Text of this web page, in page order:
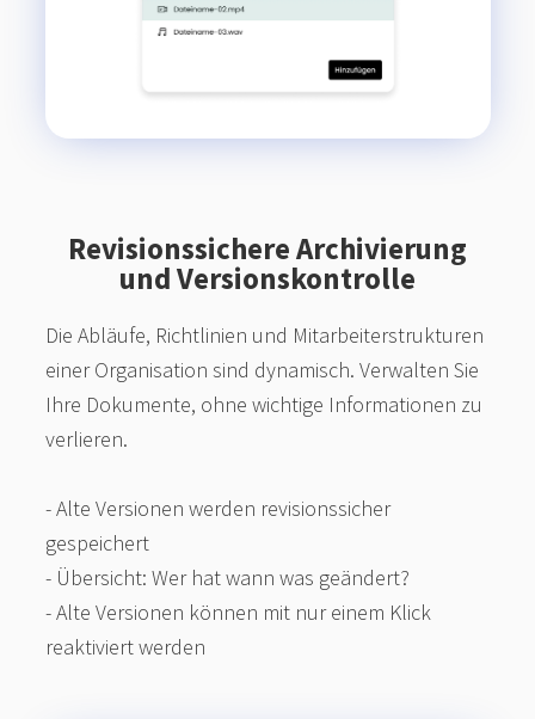
Revisionssichere Archivierung
und Versionskontrolle
Die Abläufe, Richtlinien und Mitarbeiterstrukturen
einer Organisation sind dynamisch. Verwalten Sie
Ihre Dokumente, ohne wichtige Informationen zu
verlieren.
- Alte Versionen werden revisionssicher
gespeichert
- Übersicht: Wer hat wann was geändert?
- Alte Versionen können mit nur einem Klick
reaktiviert werden